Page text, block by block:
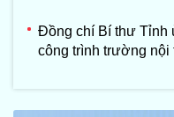
Đồng chí Bí thư Tỉnh
công trình trường nội